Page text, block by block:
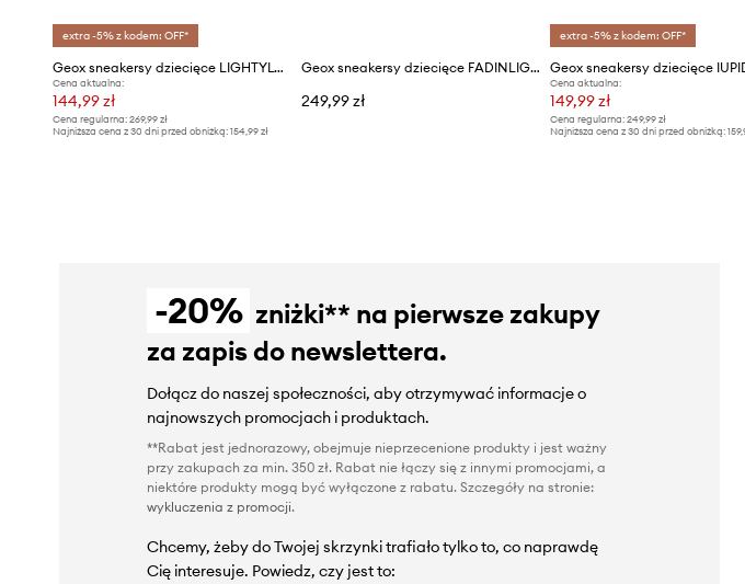
extra -5% z kodem: OFF*
Geox sneakersy dziecięce LIGHTYLOO
Cena aktualna:
144,99 zł
Cena regularna: 269,99 zł
Najniższa cena z 30 dni przed obniżką: 154,99 zł
Geox sneakersy dziecięce FADINLIGHT
249,99 zł
extra -5% z kodem: OFF*
Geox sneakersy dziecięce
Cena aktualna:
149,99 zł
Cena regularna: 249,99 zł
Najniższa cena z 30 dni przed obniżką:
-20% zniżki** na pierwsze zakupy
za zapis do newslettera.
Dołącz do naszej społeczności, aby otrzymywać informacje o
najnowszych promocjach i produktach.
**Rabat jest jednorazowy, obejmuje nieprzecenione produkty i jest ważny
przy zakupach za min. 350 zł. Rabat nie łączy się z innymi promocjami, a
niektóre produkty mogą być wyłączone z rabatu. Szczegóły na stronie:
wykluczenia z promocji.
Chcemy, żeby do Twojej skrzynki trafiało tylko to, co naprawdę
Cię interesuje. Powiedz, czy jest to: